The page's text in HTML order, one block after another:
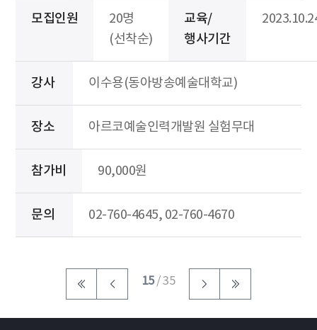
모집인원
20명
(선착순)
교육/
행사기간
강사 이수용(동아방송예술대학교)
장소 아르코예술인력개발원 실험무대
참가비 90,000원
문의 02-760-4645, 02-760-4670
15/ 35